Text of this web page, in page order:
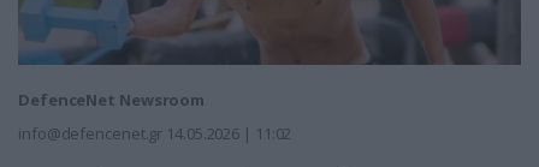
DefenceNet Newsroom
info@defencenet.gr 14.05.2026 | 11:02